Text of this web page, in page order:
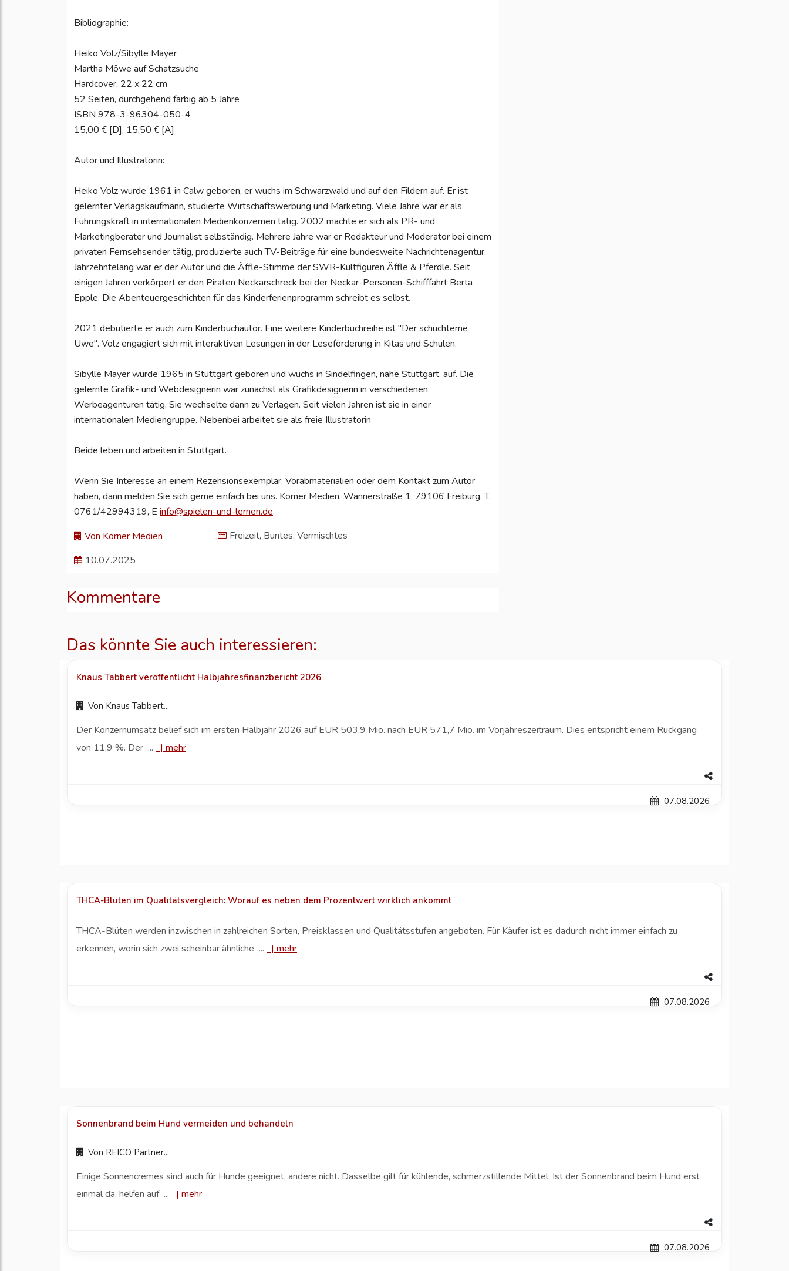
Bibliographie:
Heiko Volz/Sibylle Mayer
Martha Möwe auf Schatzsuche
Hardcover, 22 x 22 cm
52 Seiten, durchgehend farbig ab 5 Jahre
ISBN 978-3-96304-050-4
15,00 € [D], 15,50 € [A]
Autor und Illustratorin:
Heiko Volz wurde 1961 in Calw geboren, er wuchs im Schwarzwald und auf den Fildern auf. Er ist
gelernter Verlagskaufmann, studierte Wirtschaftswerbung und Marketing. Viele Jahre war er als
Führungskraft in internationalen Medienkonzernen tätig. 2002 machte er sich als PR- und
Marketingberater und Journalist selbständig. Mehrere Jahre war er Redakteur und Moderator bei einem
privaten Fernsehsender tätig, produzierte auch TV-Beiträge für eine bundesweite Nachrichtenagentur.
Jahrzehntelang war er der Autor und die Äffle-Stimme der SWR-Kultfiguren Äffle & Pferdle. Seit
einigen Jahren verkörpert er den Piraten Neckarschreck bei der Neckar-Personen-Schifffahrt Berta
Epple. Die Abenteuergeschichten für das Kinderferienprogramm schreibt es selbst.
2021 debütierte er auch zum Kinderbuchautor. Eine weitere Kinderbuchreihe ist "Der schüchterne
Uwe". Volz engagiert sich mit interaktiven Lesungen in der Leseförderung in Kitas und Schulen.
Sibylle Mayer wurde 1965 in Stuttgart geboren und wuchs in Sindelfingen, nahe Stuttgart, auf. Die
gelernte Grafik- und Webdesignerin war zunächst als Grafikdesignerin in verschiedenen
Werbeagenturen tätig. Sie wechselte dann zu Verlagen. Seit vielen Jahren ist sie in einer
internationalen Mediengruppe. Nebenbei arbeitet sie als freie Illustratorin
Beide leben und arbeiten in Stuttgart.
Wenn Sie Interesse an einem Rezensionsexemplar, Vorabmaterialien oder dem Kontakt zum Autor
haben, dann melden Sie sich gerne einfach bei uns. Körner Medien, Wannerstraße 1, 79106 Freiburg, T.
0761/42994319, E info@spielen-und-lernen.de.
Von Körner Medien
Freizeit, Buntes, Vermischtes
10.07.2025
Kommentare
Das könnte Sie auch interessieren:
Knaus Tabbert veröffentlicht Halbjahresfinanzbericht 2026
Von Knaus Tabbert...
Der Konzernumsatz belief sich im ersten Halbjahr 2026 auf EUR 503,9 Mio. nach EUR 571,7 Mio. im Vorjahreszeitraum. Dies entspricht einem Rückgang
von 11,9 %. Der ... |mehr
07.08.2026
THCA-Blüten im Qualitätsvergleich: Worauf es neben dem Prozentwert wirklich ankommt
THCA-Blüten werden inzwischen in zahlreichen Sorten, Preisklassen und Qualitätsstufen angeboten. Für Käufer ist es dadurch nicht immer einfach zu
erkennen, worin sich zwei scheinbar ähnliche ... |mehr
07.08.2026
Sonnenbrand beim Hund vermeiden und behandeln
Von REICO Partner...
Einige Sonnencremes sind auch für Hunde geeignet, andere nicht. Dasselbe gilt für kühlende, schmerzstillende Mittel. Ist der Sonnenbrand beim Hund erst
einmal da, helfen auf ... |mehr
07.08.2026